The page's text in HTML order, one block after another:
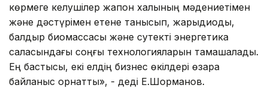
көрмеге келушілер жапон халқының мәдениетімен
және дәстүрімен етене танысып, жарықдиоды,
балдыр биомассасы және сутекті энергетика
саласындағы соңғы технологияларын тамашалады.
Ең бастысы, екі елдің бизнес өкілдері өзара
байланыс орнатты», - деді Е.Шорманов.